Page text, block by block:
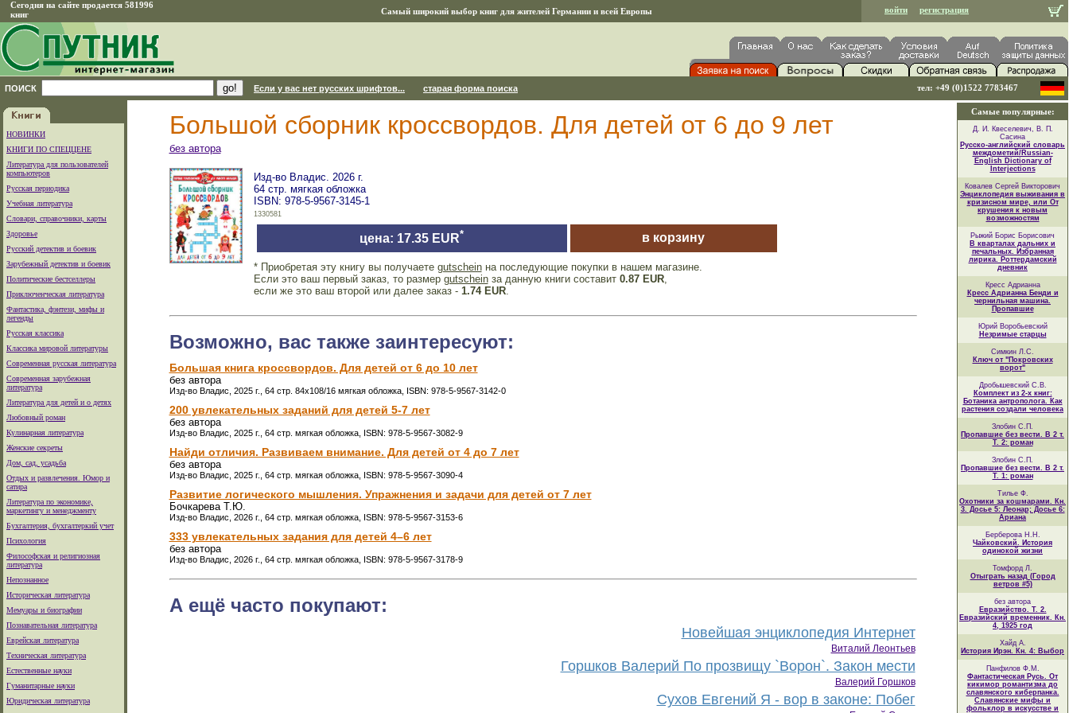
Сегодня на сайте продается 581996
книг
Самый широкий выбор книг для жителей Германии и всей Европы войти регистрация
ПОИСК Если у вас нет русских шрифтов... старая форма поиска тел: +49 (0)1522 7783467
НОВИНКИ
КНИГИ ПО СПЕЦЦЕНЕ
Литература для пользователей
компьютеров
Русская периодика
Учебная литература
Словари, справочники, карты
Здоровье
Русский детектив и боевик
Зарубежный детектив и боевик
Политические бестселлеры
Приключенческая литература
Фантастика, фэнтези, мифы и
легенды
Русская классика
Классика мировой литературы
Современная русская литература
Современная зарубежная
литература
Литература для детей и о детях
Любовный роман
Кулинарная литература
Женские секреты
Дом, сад, усадьба
Отдых и развлечения. Юмор и
сатира
Литература по экономике,
маркетингу и менеджменту
Бухгалтерия, бухгалтеркий учет
Психология
Философская и религиозная
литература
Непознанное
Историческая литература
Мемуары и биографии
Познавательная литература
Еврейская литература
Техническая литература
Естественные науки
Гуманитарные науки
Юридическая литература
Большой сборник кроссвордов. Для детей от 6 до 9 лет
без автора
Изд-во Владис. 2026 г.
64 стр. мягкая обложка
ISBN: 978-5-9567-3145-1
1330581
цена: 17.35 EUR* в корзину
* Приобретая эту книгу вы получаете gutscheinна последующие покупки в нашем магазине.
Если это ваш первый заказ, то размер gutscheinза данную книги составит 0.87 EUR,
если же это ваш второй или далее заказ - 1.74 EUR.
Возможно, вас также заинтересуют:
Большая книга кроссвордов. Для детей от 6 до 10 лет
без автора
Изд-во Владис, 2025 г., 64 стр. 84х108/16 мягкая обложка, ISBN: 978-5-9567-3142-0
200 увлекательных заданий для детей 5-7 лет
без автора
Изд-во Владис, 2025 г., 64 стр. мягкая обложка, ISBN: 978-5-9567-3082-9
Найди отличия. Развиваем внимание. Для детей от 4 до 7 лет
без автора
Изд-во Владис, 2025 г., 64 стр. мягкая обложка, ISBN: 978-5-9567-3090-4
Развитие логического мышления. Упражнения и задачи для детей от 7 лет
Бочкарева Т.Ю.
Изд-во Владис, 2026 г., 64 стр. мягкая обложка, ISBN: 978-5-9567-3153-6
333 увлекательных задания для детей 4–6 лет
без автора
Изд-во Владис, 2026 г., 64 стр. мягкая обложка, ISBN: 978-5-9567-3178-9
А ещё часто покупают:
Новейшая энциклопедия Интернет
Виталий Леонтьев
Горшков Валерий По прозвищу `Ворон`. Закон мести
Валерий Горшков
Сухов Евгений Я - вор в законе: Побег
Самые популярные:
Д. И. Квеселевич, В. П.
Сасина
Русско-английский словарь
междометий/Russian-
English Dictionary of
Interjections
Ковалев Сергей Викторович
Энциклопедия выживания в
кризисном мире, или От
крушения к новым
возможностям
Рыжий Борис Борисович
В кварталах дальних и
печальных. Избранная
лирика. Роттердамский
дневник
Кресс Адрианна
Кресс Адрианна Бенди и
чернильная машина.
Пропавшие
Юрий Воробьевский
Незримые старцы
Симкин Л.С.
Ключ от "Покровских
ворот"
Дробышевский С.В.
Комплект из 2-х книг:
Ботаника антрополога. Как
растения создали человека
Злобин С.П.
Пропавшие без вести. В 2 т.
Т. 2: роман
Злобин С.П.
Пропавшие без вести. В 2 т.
Т. 1: роман
Тилье Ф.
Охотники за кошмарами. Кн.
3. Досье 5: Леонар; Досье 6:
Ариана
Берберова Н.Н.
Чайковский. История
одинокой жизни
Томфорд Л.
Отыграть назад (Город
ветров #5)
без автора
Евразийство. Т. 2.
Евразийский временник. Кн.
4, 1925 год
Хайд А.
История Ирэн. Кн. 4: Выбор
Панфилов Ф.М.
Фантастическая Русь. От
кикимор романтизма до
славянского киберпанка.
Славянские мифы и
фольклор в искусстве и